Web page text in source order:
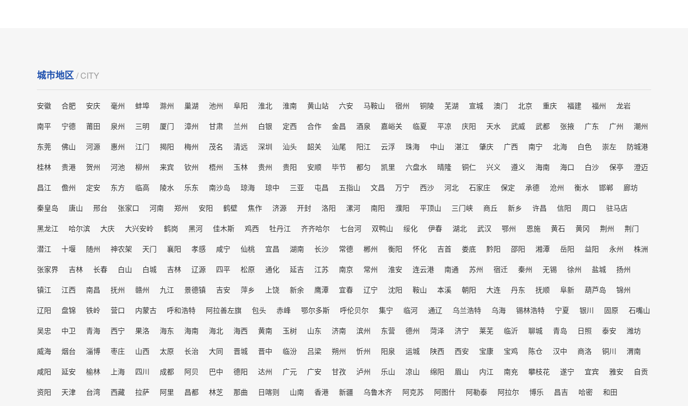
城市地区 / CITY
安徽 合肥 安庆 毫州 蚌埠 滁州 巢湖 池州 阜阳 淮北 淮南 黄山站 六安 马鞍山 宿州 铜陵 芜湖 宣城 澳门 北京 重庆 福建 福州
龙岩
南平
宁德 莆田 泉州 三明 厦门 漳州 甘肃 兰州 白银 定西 合作 金昌 酒泉 嘉峪关 临夏 平凉 庆阳 天水 武威 武都 张掖 广东 广州
潮州
东莞
佛山 河源 惠州 江门 揭阳 梅州 茂名 清远 深圳 汕头 韶关 汕尾 阳江 云浮 珠海 中山 湛江 肇庆 广西 南宁 北海 白色 崇左
防城港
桂林
贵港 贺州 河池 柳州 来宾 钦州 梧州 玉林 贵州 贵阳 安顺 毕节 都匀 凯里 六盘水 晴隆 铜仁 兴义 遵义 海南 海口 白沙 保亭
澄迈
昌江
儋州 定安 东方 临高 陵水 乐东 南沙岛 琼海 琼中 三亚 屯昌 五指山 文昌 万宁 西沙 河北 石家庄 保定 承德 沧州 衡水 邯郸
廊坊
秦皇岛
唐山 邢台 张家口 河南 郑州 安阳 鹤壁 焦作 济源 开封 洛阳 漯河 南阳 濮阳 平顶山 三门峡 商丘 新乡 许昌 信阳 周口
驻马店
黑龙江
哈尔滨 大庆 大兴安岭 鹤岗 黑河 佳木斯 鸡西 牡丹江 齐齐哈尔 七台河 双鸭山 绥化 伊春 湖北 武汉 鄂州 恩施 黄石 黄冈 荆州
荆门
潜江
十堰 随州 神农架 天门 襄阳 孝感 咸宁 仙桃 宜昌 湖南 长沙 常德 郴州 衡阳 怀化 吉首 娄底 黔阳 邵阳 湘潭 岳阳 益阳 永州
株洲
张家界
吉林 长春 白山 白城 吉林 辽源 四平 松原 通化 延吉 江苏 南京 常州 淮安 连云港 南通 苏州 宿迁 秦州 无锡 徐州 盐城
扬州
镇江
江西 南昌 抚州 赣州 九江 景德镇 吉安 萍乡 上饶 新余 鹰潭 宜春 辽宁 沈阳 鞍山 本溪 朝阳 大连 丹东 抚顺 阜新 葫芦岛
锦州
辽阳
盘锦 铁岭 营口 内蒙古 呼和浩特 阿拉善左旗 包头 赤峰 鄂尔多斯 呼伦贝尔 集宁 临河 通辽 乌兰浩特 乌海 锡林浩特 宁夏 银川 固原
石嘴山
吴忠
中卫 青海 西宁 果洛 海东 海南 海北 海西 黄南 玉树 山东 济南 滨州 东营 德州 菏泽 济宁 莱芜 临沂 聊城 青岛 日照 泰安
潍坊
威海
烟台 淄博 枣庄 山西 太原 长治 大同 晋城 晋中 临汾 吕梁 朔州 忻州 阳泉 运城 陕西 西安 宝康 宝鸡 陈仓 汉中 商洛 铜川
渭南
咸阳
延安 榆林 上海 四川 成都 阿贝 巴中 德阳 达州 广元 广安 甘孜 泸州 乐山 凉山 绵阳 眉山 内江 南充 攀枝花 遂宁 宜宾 雅安
自贡
资阳
天津 台湾 西藏 拉萨 阿里 昌都 林芝 那曲 日喀则 山南 香港 新疆 乌鲁木齐 阿克苏 阿图什 阿勒泰 阿拉尔 博乐 昌吉 哈密 和田